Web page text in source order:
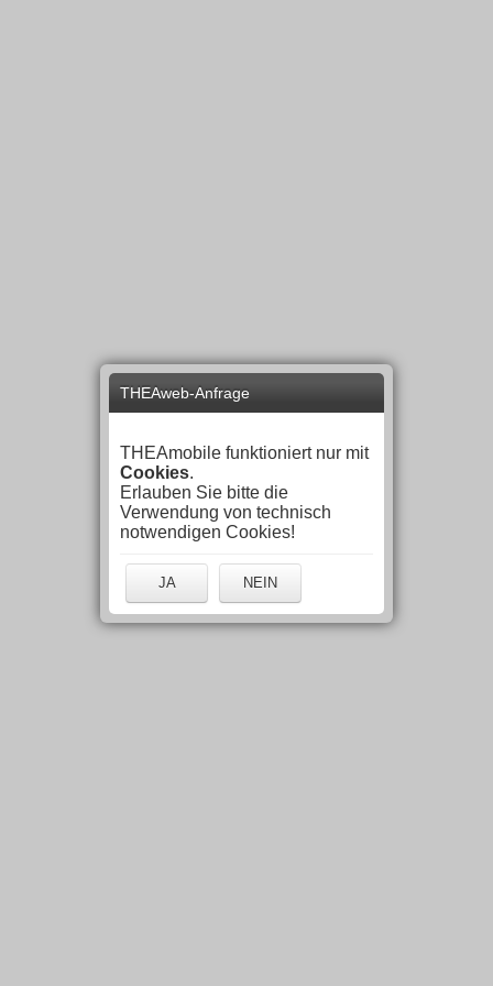
THEAweb-Anfrage
THEAmobile funktioniert nur mit
Cookies.
Erlauben Sie bitte die
Verwendung von technisch
notwendigen Cookies!
JA NEIN